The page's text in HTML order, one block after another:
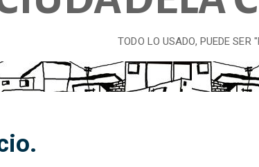
TODO LO USADO, PUEDE SER